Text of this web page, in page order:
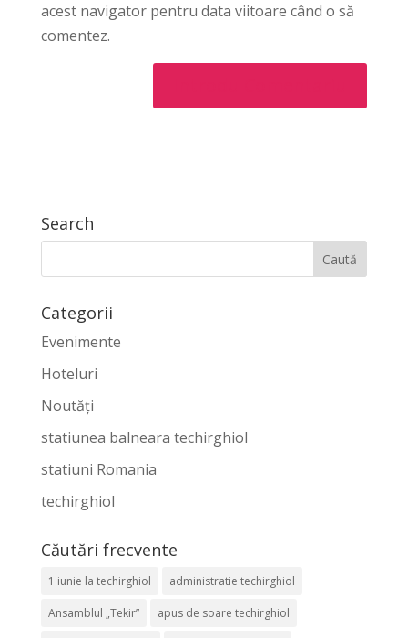
acest navigator pentru data viitoare când o să
comentez.
Search
Categorii
Evenimente
Hoteluri
Noutăți
statiunea balneara techirghiol
statiuni Romania
techirghiol
Căutări frecvente
1 iunie la techirghiol administratie techirghiol
Ansamblul „Tekir” apus de soare techirghiol